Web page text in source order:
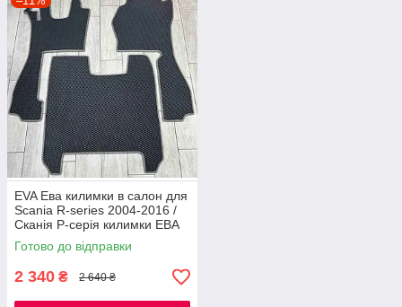
EVA килимки Scania, ЕВА коврики Scania, автокилимки Scania
Trucks, EVA килимки для фур Scania, Scania R, Scania S,
Scania G, Scania P, Scania Streamline, Scania NextGen, Scania
T-Series, EVA коврики кабіна Scania, автоковрики Scania
купити, EVA килимки Scania Україна, преміум EVA килимки
Scania, індивідуальні EVA килимки Scania, килимки Scania з
бортиками.
EVA Ева килимки в салон для
Scania R-series 2004-2016 /
Сканія Р-серія килимки ЕВА
Готово до відправки
2 340 ₴ 2 640 ₴